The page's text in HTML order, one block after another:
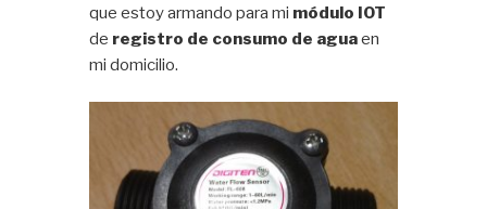
que estoy armando para mi módulo IOT
de registro de consumo de aguaen
mi domicilio.